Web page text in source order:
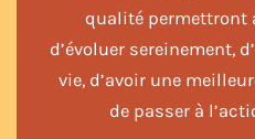
qualité permettront
d’évoluer sereinement,
vie, d’avoir une
de passer à